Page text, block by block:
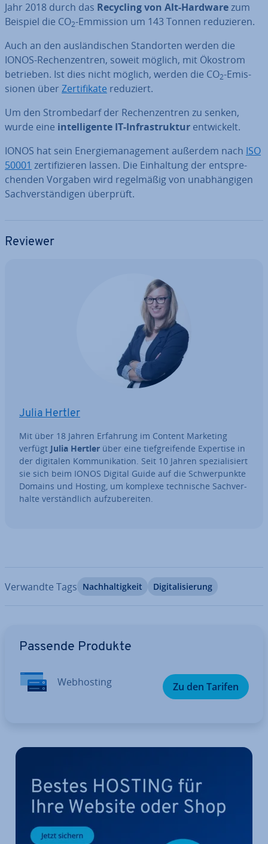
Jahr 2018 durch das Recycling von Alt-Hardwarezum
Beispiel die CO2-Emmission um 143 Tonnen re­du­zie­ren.
Auch an den aus­län­di­schen Stand­or­ten werden die
IONOS-Re­chen­zen­tren, soweit möglich, mit Ökostrom
betrieben. Ist dies nicht möglich, werden die CO2-Emis­
sio­nen über Zer­ti­fi­ka­te reduziert.
Um den Strom­be­darf der Re­chen­zen­tren zu senken,
wurde eine in­tel­li­gen­te IT-In­fra­struk­tur ent­wi­ckelt.
IONOS hat sein En­er­gie­ma­nage­ment außerdem nach ISO
50001 zer­ti­fi­zie­ren lassen. Die Ein­hal­tung der ent­spre­
chen­den Vorgaben wird re­gel­mä­ßig von un­ab­hän­gi­gen
Sach­ver­stän­di­gen überprüft.
Reviewer
Julia Hertler
Mit über 18 Jahren Erfahrung im Content Marketing
verfügt Julia Hertler über eine tief­grei­fen­de Expertise in
der digitalen Kom­mu­ni­ka­ti­on. Seit 10 Jahren spe­zia­li­siert
sie sich beim IONOS Digital Guide auf die Schwer­punk­te
Domains und Hosting, um komplexe tech­ni­sche Sach­ver­
hal­te ver­ständ­lich auf­zu­be­rei­ten.
Verwandte Tags Nach­hal­tig­keit Di­gi­ta­li­sie­rung
Passende Produkte
Web­hos­ting Zu den Tarifen